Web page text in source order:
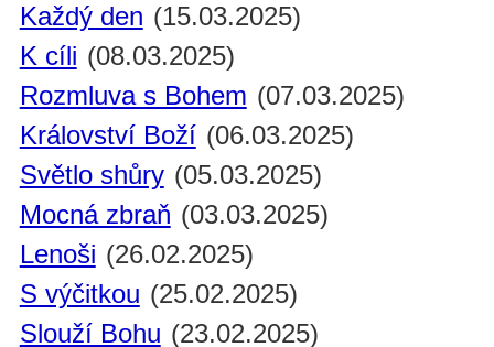
Každý den (15.03.2025)
K cíli (08.03.2025)
Rozmluva s Bohem (07.03.2025)
Království Boží (06.03.2025)
Světlo shůry (05.03.2025)
Mocná zbraň (03.03.2025)
Lenoši (26.02.2025)
S výčitkou (25.02.2025)
Slouží Bohu (23.02.2025)